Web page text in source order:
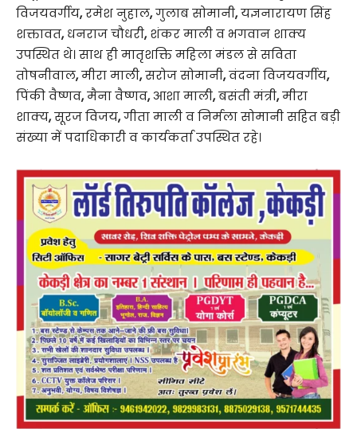
विजयवर्गीय,रमेश नुहाल,गुलाब सोमानी,यज्ञनारायण सिंह
शक्तावत,धनराज चौधरी,शंकर माली व भगवान शाक्य
उपस्थित थे। साथ ही मातृशक्ति महिला मंडल से सविता
तोषनीवाल,मीरा माली,सरोज सोमानी,वंदना विजयवर्गीय,
पिंकी वैष्णव,मैना वैष्णव,आशा माली,बसंती मंत्री,मीरा
शाक्य,सूरज विजय,गीता माली व निर्मला सोमानी सहित बड़ी
संख्या में पदाधिकारी व कार्यकर्ता उपस्थित रहे।